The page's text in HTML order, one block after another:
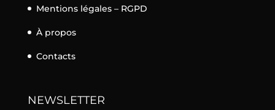
Mentions légales – RGPD
À propos
Contacts
NEWSLETTER